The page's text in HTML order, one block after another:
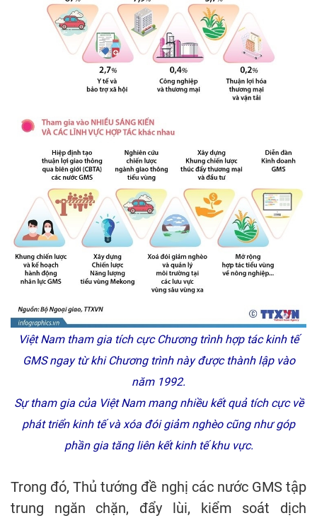
Việt Nam tham gia tích cực Chương trình hợp tác kinh tế
GMS ngay từ khi Chương trình này được thành lập vào
năm 1992.
Sự tham gia của Việt Nam mang nhiều kết quả tích cực về
phát triển kinh tế và xóa đói giảm nghèo cũng như góp
phần gia tăng liên kết kinh tế khu vực.
Trong đó, Thủ tướng đề nghị các nước GMS tập
trung ngăn chặn, đẩy lùi, kiểm soát dịch